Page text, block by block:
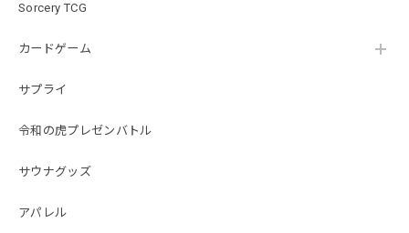
Sorcery TCG
カードゲーム
サプライ
令和の虎プレゼンバトル
サウナグッズ
アパレル